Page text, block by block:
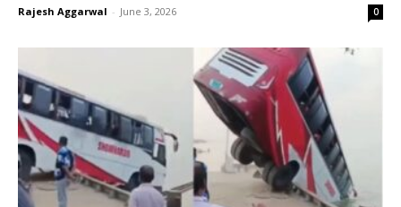
Rajesh Aggarwal - June 3, 2026 0